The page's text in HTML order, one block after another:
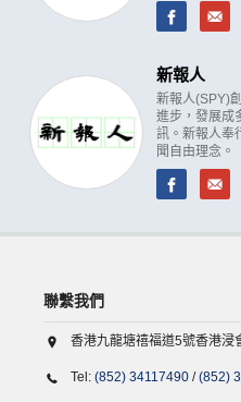
新報人
新報人(SPY)
進步，發展成
訊。新報人奉
聞自由理念。
聯繫我們
香港九龍塘禧福道5號香港浸
Tel: (852) 34117490 /(852)